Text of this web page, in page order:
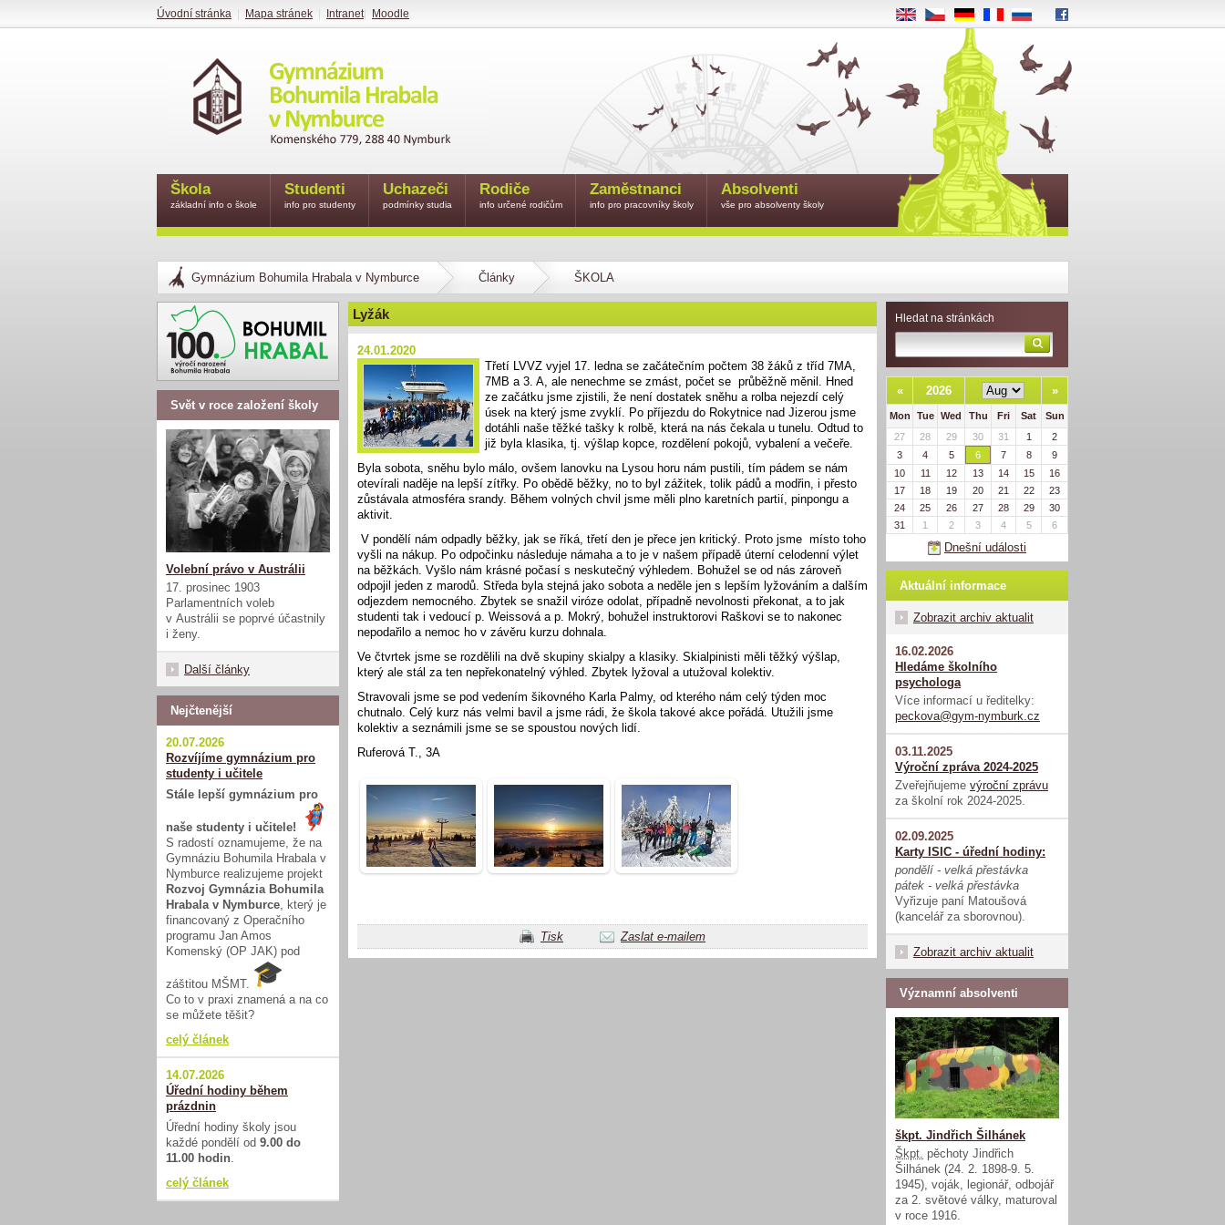
Gymnázium Bohumila Hrabala v Nymburce Články ŠKOLA
Lyžák
24.01.2020
Třetí LVVZ vyjel 17. ledna se začátečním počtem 38 žáků z tříd 7MA,
7MB a 3. A, ale nenechme se zmást, počet se průběžně měnil. Hned
ze začátku jsme zjistili, že není dostatek sněhu a rolba nejezdí celý
úsek na který jsme zvyklí. Po příjezdu do Rokytnice nad Jizerou jsme
dotáhli naše těžké tašky k rolbě, která na nás čekala u tunelu. Odtud to
již byla klasika, tj. výšlap kopce, rozdělení pokojů, vybalení a večeře.
Byla sobota, sněhu bylo málo, ovšem lanovku na Lysou horu nám pustili, tím pádem se nám
otevírali naděje na lepší zítřky. Po obědě běžky, no to byl zážitek, tolik pádů a modřin, i přesto
zůstávala atmosféra srandy. Během volných chvil jsme měli plno karetních partií, pinpongu a
aktivit.
V pondělí nám odpadly běžky, jak se říká, třetí den je přece jen kritický. Proto jsme místo toho
vyšli na nákup. Po odpočinku následuje námaha a to je v našem případě úterní celodenní výlet
na běžkách. Vyšlo nám krásné počasí s neskutečný výhledem. Bohužel se od nás zároveň
odpojil jeden z marodů. Středa byla stejná jako sobota a neděle jen s lepším lyžováním a dalším
odjezdem nemocného. Zbytek se snažil viróze odolat, případně nevolnosti překonat, a to jak
studenti tak i vedoucí p. Weissová a p. Mokrý, bohužel instruktorovi Raškovi se to nakonec
nepodařilo a nemoc ho v závěru kurzu dohnala.
Ve čtvrtek jsme se rozdělili na dvě skupiny skialpy a klasiky. Skialpinisti měli těžký výšlap,
který ale stál za ten nepřekonatelný výhled. Zbytek lyžoval a utužoval kolektiv.
Stravovali jsme se pod vedením šikovného Karla Palmy, od kterého nám celý týden moc
chutnalo. Celý kurz nás velmi bavil a jsme rádi, že škola takové akce pořádá. Utužili jsme
kolektiv a seznámili jsme se se spoustou nových lidí.
Ruferová T., 3A
Tisk Zaslat e-mailem
Hledat na stránkách
« 2026 »
Mon Tue Wed Thu Fri Sat
Sun
27
28 29 30 31 1
2
3
4 5 6 7 8
9
10
11 12 13 14 15
16
17
18 19 20 21 22
23
24
25 26 27 28 29
30
31
1 2 3 4 5 6
Dnešní události
Aktuální informace
Zobrazit archiv aktualit
16.02.2026
Hledáme školního
psychologa
Více informací u ředitelky:
peckova@gym-nymburk.cz
03.11.2025
Výroční zpráva 2024-2025
Zveřejňujeme výroční zprávu
za školní rok 2024-2025.
02.09.2025
Karty ISIC - úřední hodiny:
pondělí - velká přestávka
pátek - velká přestávka
Vyřizuje paní Matoušová
(kancelář za sborovnou).
Zobrazit archiv aktualit
Významní absolventi
škpt. Jindřich Šilhánek
Škpt. pěchoty Jindřich
Šilhánek (24. 2. 1898-9. 5.
1945), voják, legionář, odbojář
za 2. světové války, maturoval
v roce 1916.
Svět v roce založení školy
Volební právo v Austrálii
17. prosinec 1903
Parlamentních voleb
v Austrálii se poprvé účastnily
i ženy.
Další články
Nejčtenější
20.07.2026
Rozvíjíme gymnázium pro
studenty i učitele
Stále lepší gymnázium pro
naše studenty i učitele!
S radostí oznamujeme, že na
Gymnáziu Bohumila Hrabala v
Nymburce realizujeme projekt
Rozvoj Gymnázia Bohumila
Hrabala v Nymburce, který je
financovaný z Operačního
programu Jan Amos
Komenský (OP JAK) pod
záštitou MŠMT.
Co to v praxi znamená a na co
se můžete těšit?
celý článek
14.07.2026
Úřední hodiny během
prázdnin
Úřední hodiny školy jsou
každé pondělí od 9.00 do
11.00 hodin.
celý článek
Škola
základní info o škole
Studenti
info pro studenty
Uchazeči
podmínky studia
Rodiče
info určené rodičům
Zaměstnanci
info pro pracovníky školy
Absolventi
vše pro absolventy školy
Úvodní stránka Mapa stránek Intranet| Moodle EN CS DE RU